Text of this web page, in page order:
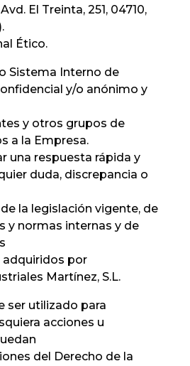
El Treinta, 251, 04710,
Ético.
Sistema Interno de
y/o anónimo y
y otros grupos de
a la Empresa.
una respuesta rápida y
duda, discrepancia o
la legislación vigente, de
y normas internas y de
por
Martínez, S.L.
ser utilizado para
acciones u
del Derecho de la